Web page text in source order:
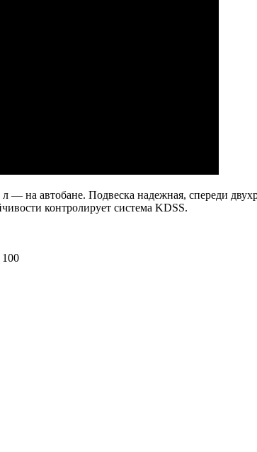
на автобане. Подвеска надежная, спереди
контролирует система KDSS.